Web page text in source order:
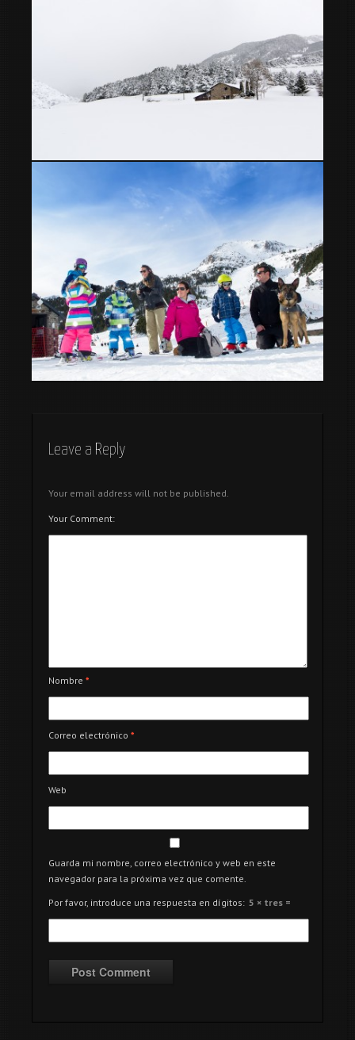
Leave a Reply
Your email address will not be published.
Your Comment:
Nombre *
Correo electrónico *
Web
Guarda mi nombre, correo electrónico y web en este
navegador para la próxima vez que comente.
Por favor, introduce una respuesta en dígitos: 5 × tres =